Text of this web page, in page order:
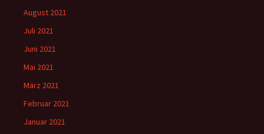
August 2021
Juli 2021
Juni 2021
Mai 2021
März 2021
Februar 2021
Januar 2021